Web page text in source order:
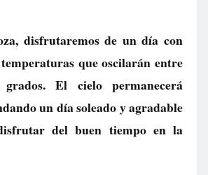
disfrutaremos de un día con
que oscilarán entre
El cielo permanecerá
un día soleado y agradable
del buen tiempo en la